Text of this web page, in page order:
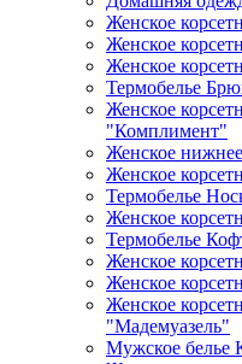
Женское
Женское
Женское
Термобелье
Женское
"Комплимент"
Женское
Женское
Термобелье
Женское
Термобелье
Женское
Женское
Женское
"Мадемуазель"
Мужское белье